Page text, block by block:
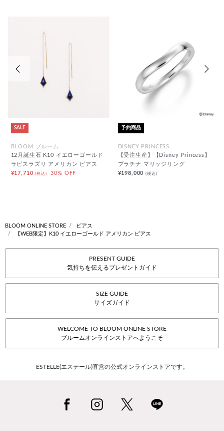
SALE
BLOOM ブルーム
12月誕生石 K10 イエローゴールド
ラピスラズリ アメリカン ピアス
¥17,710(税込) 30% OFF
予約商品
DISNEY PRINCESS
【受注生産】【Disney Princess】
プラチナ マリッジリング
¥198,000(税込)
BLOOM ONLINE STORE
ピアス
【WEB限定】K10 イエローゴールド アメリカン ピアス
PRESENT GUIDE
気持ちを伝えるプレゼントガイド
SIZE GUIDE
サイズガイド
WELCOME TO BLOOM ONLINE STORE
ブルームオンラインストアへようこそ
ESTELLE(エステール)直営の公式オンラインストアです。